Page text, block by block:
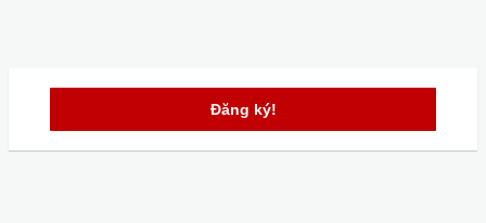
Đăng ký!